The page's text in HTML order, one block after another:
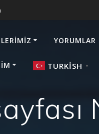
YORUMLAR
TURKISH ▼